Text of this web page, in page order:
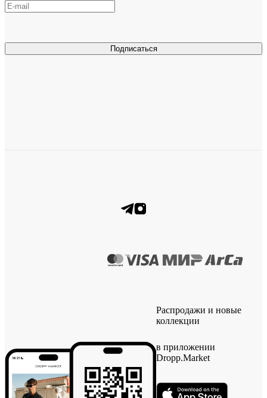
Подписаться
Распродажи и новые
коллекции
в приложении
Dropp.Market